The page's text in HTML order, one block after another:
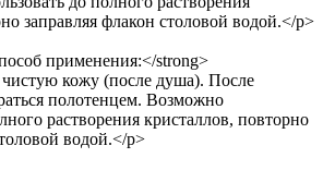
заправляя флакон столовой водой.</p>
применения:</strong>
кожу (после душа). После
полотенцем. Возможно
растворения кристаллов, повторно
водой.</p>